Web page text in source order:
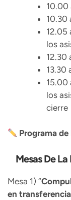
10.00
10.30
12.05
los
12.30
13.30
15.00
los
cierre
Programa de
Mesas De
Mesa 1) “
en